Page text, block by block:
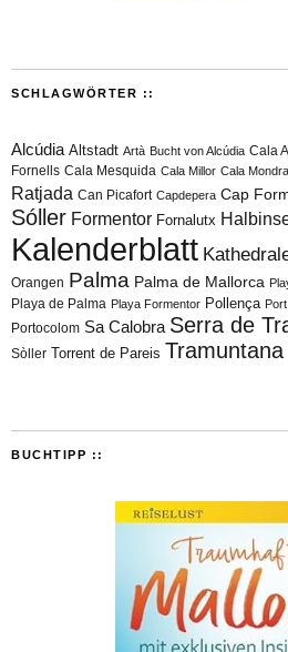
SCHLAGWÖRTER ::
Alcúdia Altstadt Artà Bucht von Alcúdia Cala
Fornells Cala Mesquida Cala Millor Cala
Ratjada Can Picafort Capdepera Cap
Sóller Formentor Fornalutx
Kalenderblatt
Orangen Palma Palma de Mallorca
Playa de Palma Playa Formentor Pollença
Portocolom Sa Calobra Serra de
Sòller Torrent de Pareis Tramuntana
BUCHTIPP ::